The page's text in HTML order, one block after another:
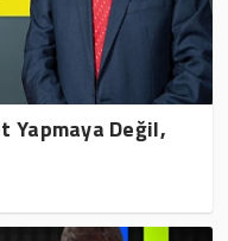
Yapmaya Değil,